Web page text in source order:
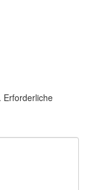
Erforderliche